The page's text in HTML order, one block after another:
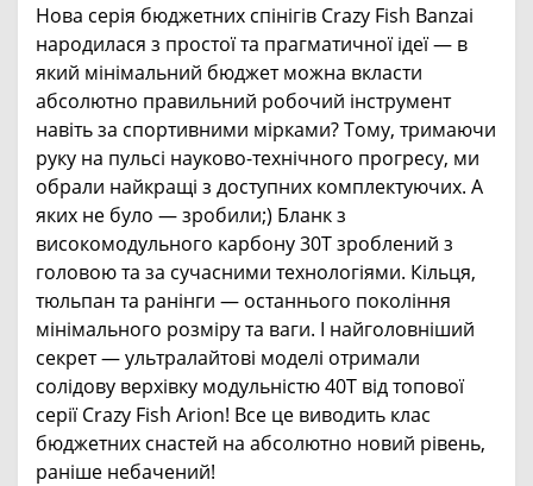
Нова серія бюджетних спінігів Crazy Fish Banzai
народилася з простої та прагматичної ідеї — в
який мінімальний бюджет можна вкласти
абсолютно правильний робочий інструмент
навіть за спортивними мірками? Тому, тримаючи
руку на пульсі науково-технічного прогресу, ми
обрали найкращі з доступних комплектуючих. А
яких не було — зробили;) Бланк з
високомодульного карбону 30Т зроблений з
головою та за сучасними технологіями. Кільця,
тюльпан та ранінги — останнього покоління
мінімального розміру та ваги. І найголовніший
секрет — ультралайтові моделі отримали
солідову верхівку модульністю 40Т від топової
серії Crazy Fish Arion! Все це виводить клас
бюджетних снастей на абсолютно новий рівень,
раніше небачений!